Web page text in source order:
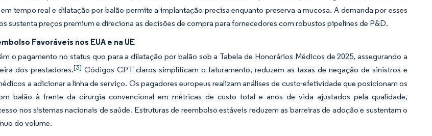
tempo real e dilatação por balão permite a implantação precisa enquanto preserva a mucosa. A demanda por esses
sustenta preços premium e direciona as decisões de compra para fornecedores com robustos pipelines de P&D.
Favoráveis nos EUA e na UE
o pagamento no status quo para a dilatação por balão sob a Tabela de Honorários Médicos de 2025, assegurando a
dos prestadores.[3] Códigos CPT claros simplificam o faturamento, reduzem as taxas de negação de sinistros e
a adicionar a linha de serviço. Os pagadores europeus realizam análises de custo-efetividade que posicionam os
balão à frente da cirurgia convencional em métricas de custo total e anos de vida ajustados pela qualidade,
nos sistemas nacionais de saúde. Estruturas de reembolso estáveis reduzem as barreiras de adoção e sustentam o
do volume.